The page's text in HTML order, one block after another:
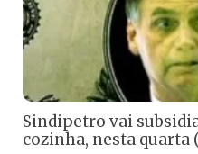
Sindipetro vai
cozinha, nesta quarta